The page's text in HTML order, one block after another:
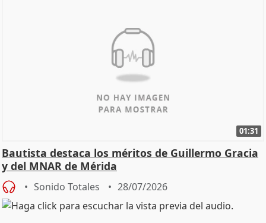
01:31
Bautista destaca los méritos de Guillermo Gracia
y del MNAR de Mérida
Sonido Totales 28/07/2026